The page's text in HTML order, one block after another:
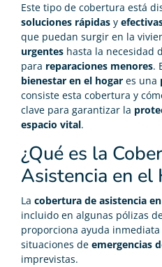
Este tipo de cobertura está
soluciones rápidas y
que puedan surgir en la
urgentes hasta la necesidad
para reparaciones menores.
bienestar en el hogar es una
consiste esta cobertura y
clave para garantizar la
espacio vital.
¿Qué es la
Asistencia en el
La cobertura de asistencia
incluido en algunas pólizas
proporciona ayuda
situaciones de emergencias
imprevistas.